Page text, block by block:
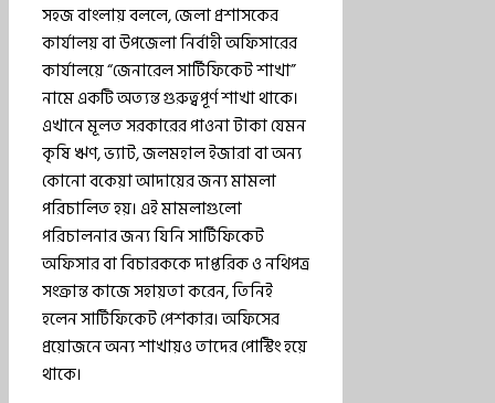
সহজ বাংলায় বললে, জেলা প্রশাসকের
কার্যালয় বা উপজেলা নির্বাহী অফিসারের
কার্যালয়ে “জেনারেল সার্টিফিকেট শাখা”
নামে একটি অত্যন্ত গুরুত্বপূর্ণ শাখা থাকে।
এখানে মূলত সরকারের পাওনা টাকা যেমন
কৃষি ঋণ, ভ্যাট, জলমহাল ইজারা বা অন্য
কোনো বকেয়া আদায়ের জন্য মামলা
পরিচালিত হয়। এই মামলাগুলো
পরিচালনার জন্য যিনি সার্টিফিকেট
অফিসার বা বিচারককে দাপ্তরিক ও নথিপত্র
সংক্রান্ত কাজে সহায়তা করেন, তিনিই
হলেন সার্টিফিকেট পেশকার। অফিসের
প্রয়োজনে অন্য শাখায়ও তাদের পোস্টিং হয়ে
থাকে।